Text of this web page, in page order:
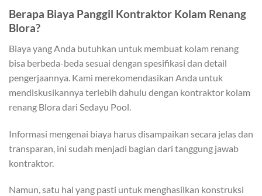
Berapa Biaya Panggil Kontraktor Kolam Renang
Blora?
Biaya yang Anda butuhkan untuk membuat kolam renang
bisa berbeda-beda sesuai dengan spesifikasi dan detail
pengerjaannya. Kami merekomendasikan Anda untuk
mendiskusikannya terlebih dahulu dengan kontraktor kolam
renang Blora dari Sedayu Pool.
Informasi mengenai biaya harus disampaikan secara jelas dan
transparan, ini sudah menjadi bagian dari tanggung jawab
kontraktor.
Namun, satu hal yang pasti untuk menghasilkan konstruksi